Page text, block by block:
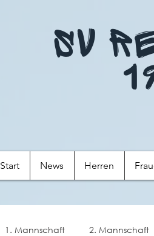
SV
Start News Herren
1. Mannschaft 2. Mannschaft